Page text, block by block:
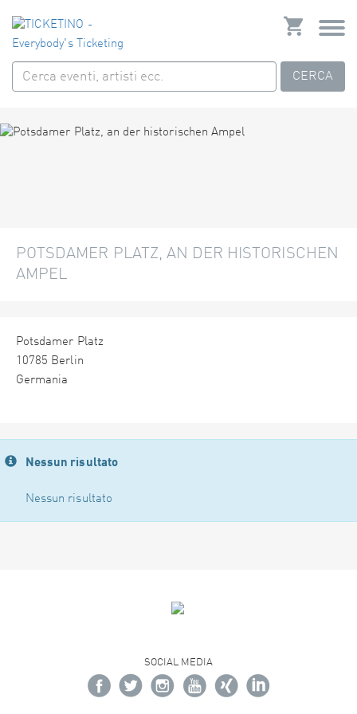
CERCA
POTSDAMER PLATZ, AN DER HISTORISCHEN
AMPEL
Potsdamer Platz
10785 Berlin
Germania
Nessun risultato
Nessun risultato
SOCIAL MEDIA